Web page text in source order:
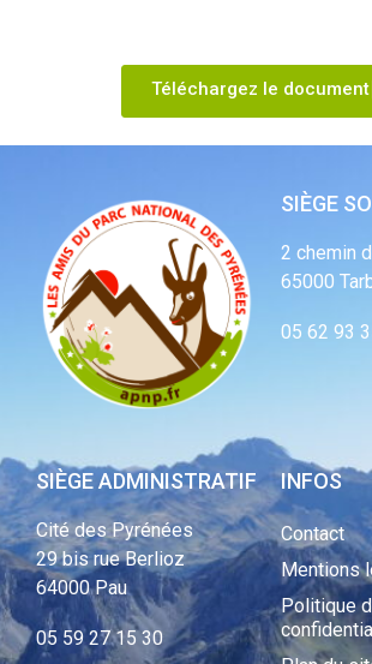
Téléchargez le document
SIÈGE
2 chemin
65000
05 62 93
SIÈGE ADMINISTRATIF
Cité des Pyrénées
29 bis rue Berlioz
64000 Pau
05 59 27 15 30
INFOS
Contact
Mentions
Politique